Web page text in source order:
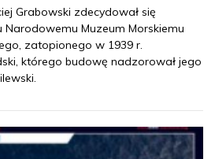
Grabowski zdecydował się
Muzeum Morskiemu
zatopionego w 1939 r.
którego budowę nadzorował jego